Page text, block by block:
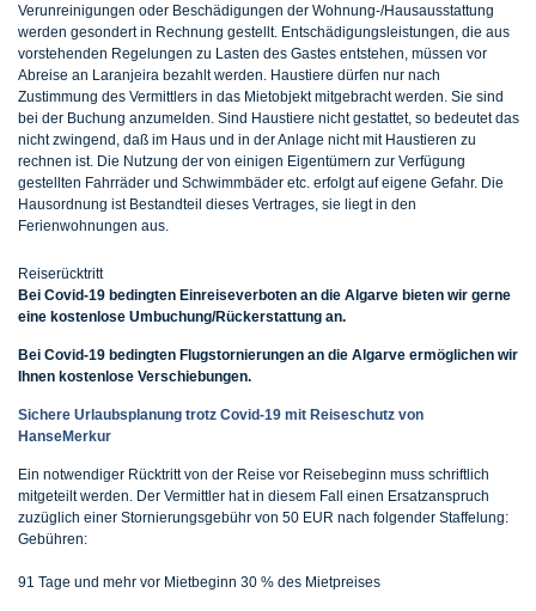
Verunreinigungen oder Beschädigungen der Wohnung-/Hausausstattung
werden gesondert in Rechnung gestellt. Entschädigungsleistungen, die aus
vorstehenden Regelungen zu Lasten des Gastes entstehen, müssen vor
Abreise an Laranjeira bezahlt werden. Haustiere dürfen nur nach
Zustimmung des Vermittlers in das Mietobjekt mitgebracht werden. Sie sind
bei der Buchung anzumelden. Sind Haustiere nicht gestattet, so bedeutet das
nicht zwingend, daß im Haus und in der Anlage nicht mit Haustieren zu
rechnen ist. Die Nutzung der von einigen Eigentümern zur Verfügung
gestellten Fahrräder und Schwimmbäder etc. erfolgt auf eigene Gefahr. Die
Hausordnung ist Bestandteil dieses Vertrages, sie liegt in den
Ferienwohnungen aus.
Reiserücktritt
Bei Covid-19 bedingten Einreiseverboten an die Algarve bieten wir gerne
eine kostenlose Umbuchung/Rückerstattung an.
Bei Covid-19 bedingten Flugstornierungen an die Algarve ermöglichen wir
Ihnen kostenlose Verschiebungen.
Sichere Urlaubsplanung trotz Covid-19 mit Reiseschutz von
HanseMerkur
Ein notwendiger Rücktritt von der Reise vor Reisebeginn muss schriftlich
mitgeteilt werden. Der Vermittler hat in diesem Fall einen Ersatzanspruch
zuzüglich einer Stornierungsgebühr von 50 EUR nach folgender Staffelung:
Gebühren:
91 Tage und mehr vor Mietbeginn 30 % des Mietpreises